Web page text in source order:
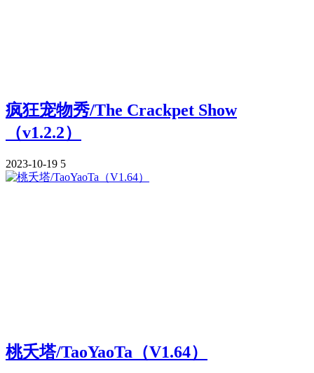
疯狂宠物秀/The Crackpet Show
（v1.2.2）
2023-10-19 5
桃夭塔/TaoYaoTa（V1.64）